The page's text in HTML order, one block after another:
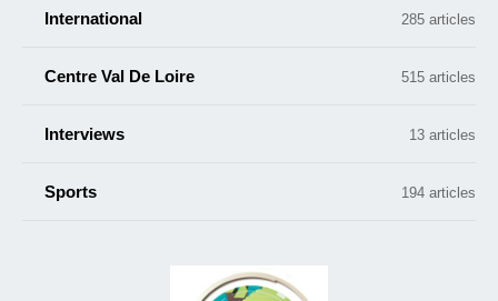
International 285 articles
Centre Val De Loire 515 articles
Interviews 13 articles
Sports 194 articles